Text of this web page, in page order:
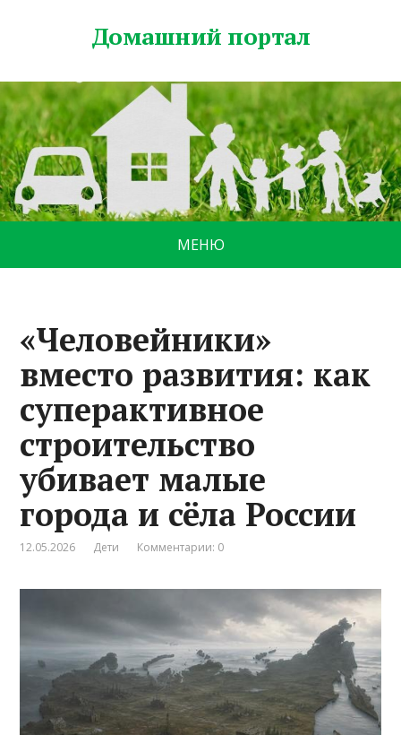
Домашний портал
МЕНЮ
«Человейники»
вместо развития: как
суперактивное
строительство
убивает малые
города и сёла России
12.05.2026 Дети Комментарии: 0